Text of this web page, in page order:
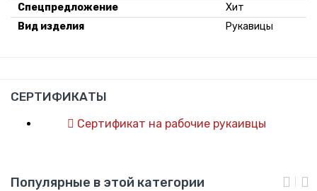
Спецпредложение
Хит
Вид изделия
Рукавицы
СЕРТИФИКАТЫ
Сертификат на рабочие рукаивцы
Популярные в этой категории